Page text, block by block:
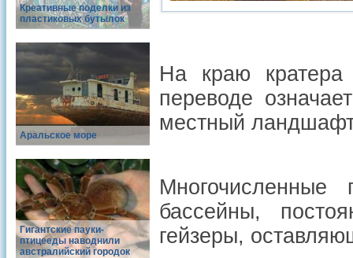
Креативные поделки из
пластиковых бутылок
Аральское море
Гигантские пауки-
птицееды наводнили
австралийский городок
На краю
переводе
местный
Многочисленные
бассейны,
гейзеры,